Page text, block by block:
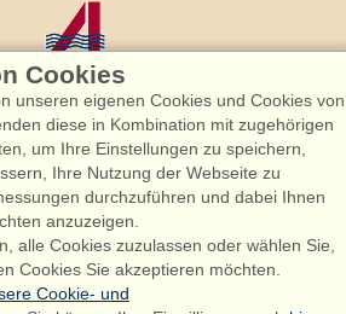
Strand Feriehuse, Lønne
170, Lønne
6830 Nørre Nebel
+45 70 60 87 78
Cookies
unseren eigenen Cookies und Cookies von
diese in Kombination mit zugehörigen
um Ihre Einstellungen zu speichern,
Ihre Nutzung der Webseite zu
durchzuführen und dabei Ihnen
anzuzeigen.
alle Cookies zuzulassen oder wählen Sie,
Cookies Sie akzeptieren möchten.
Cookie- und